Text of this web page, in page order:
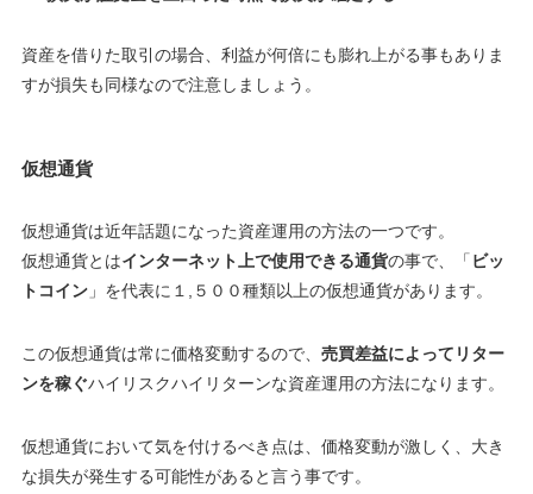
資産を借りた取引の場合、利益が何倍にも膨れ上がる事もありま
すが損失も同様なので注意しましょう。
仮想通貨
仮想通貨は近年話題になった資産運用の方法の一つです。
仮想通貨とはインターネット上で使用できる通貨の事で、「 ビッ
トコイン」を代表に１,５００種類以上の仮想通貨があります。
この仮想通貨は常に価格変動するので、 売買差益によってリター
ンを稼ぐハイリスクハイリターンな資産運用の方法になります。
仮想通貨において気を付けるべき点は、 価格変動が激しく、大き
な損失が発生する可能性がある と言う事です。